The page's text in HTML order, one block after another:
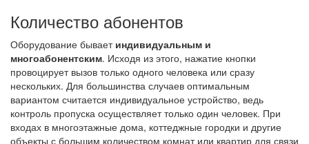
Количество абонентов
Оборудование бывает индивидуальным и
многоабонентским. Исходя из этого, нажатие кнопки
провоцирует вызов только одного человека или сразу
нескольких. Для большинства случаев оптимальным
вариантом считается индивидуальное устройство, ведь
контроль пропуска осуществляет только один человек. При
входах в многоэтажные дома, коттеджные городки и другие
объекты с большим количеством комнат или квартир для связи